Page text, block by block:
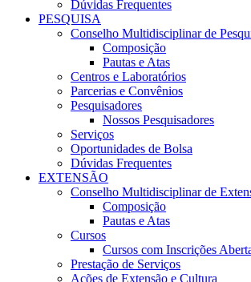
Dúvidas Frequentes
PESQUISA
Conselho Multidisciplinar de
Composição
Pautas e Atas
Centros e Laboratórios
Parcerias e Convênios
Pesquisadores
Nossos Pesquisadores
Serviços
Oportunidades de Bolsa
Dúvidas Frequentes
EXTENSÃO
Conselho Multidisciplinar de
Composição
Pautas e Atas
Cursos
Cursos com Inscrições
Prestação de Serviços
Ações de Extensão e Cultura